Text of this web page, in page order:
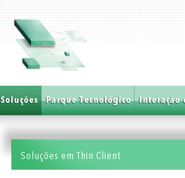
Soluções em Thin Client